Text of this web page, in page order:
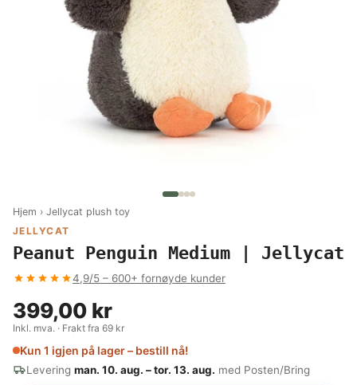
Hjem › Jellycat plush toy
JELLYCAT
Peanut Penguin Medium | Jellycat
4,9/5 – 600+ fornøyde kunder
399,00 kr
Inkl. mva. · Frakt fra 69 kr
Kun 1 igjen på lager – bestill nå!
Levering man. 10. aug. – tor. 13. aug. med Posten/Bring